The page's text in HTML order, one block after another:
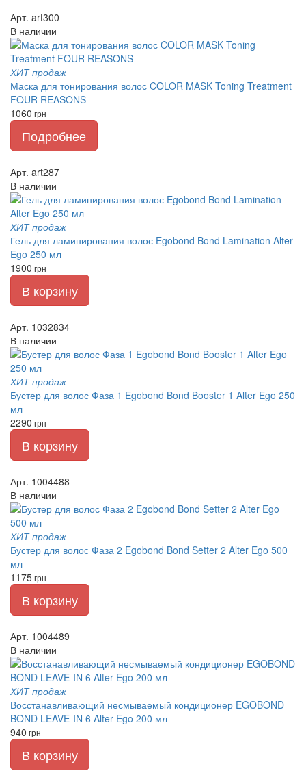
Арт. art300
В наличии
ХИТ продаж
Маска для тонирования волос COLOR MASK Toning Treatment
FOUR REASONS
1060 грн
Подробнее
Арт. art287
В наличии
ХИТ продаж
Гель для ламинирования волос Egobond Bond Lamination Alter
Ego 250 мл
1900 грн
В корзину
Арт. 1032834
В наличии
ХИТ продаж
Бустер для волос Фаза 1 Egobond Bond Booster 1 Alter Ego 250
мл
2290 грн
В корзину
Арт. 1004488
В наличии
ХИТ продаж
Бустер для волос Фаза 2 Egobond Bond Setter 2 Alter Ego 500
мл
1175грн
В корзину
Арт. 1004489
В наличии
ХИТ продаж
Восстанавливающий несмываемый кондиционер EGOBOND
BOND LEAVE-IN 6 Alter Ego 200 мл
940 грн
В корзину